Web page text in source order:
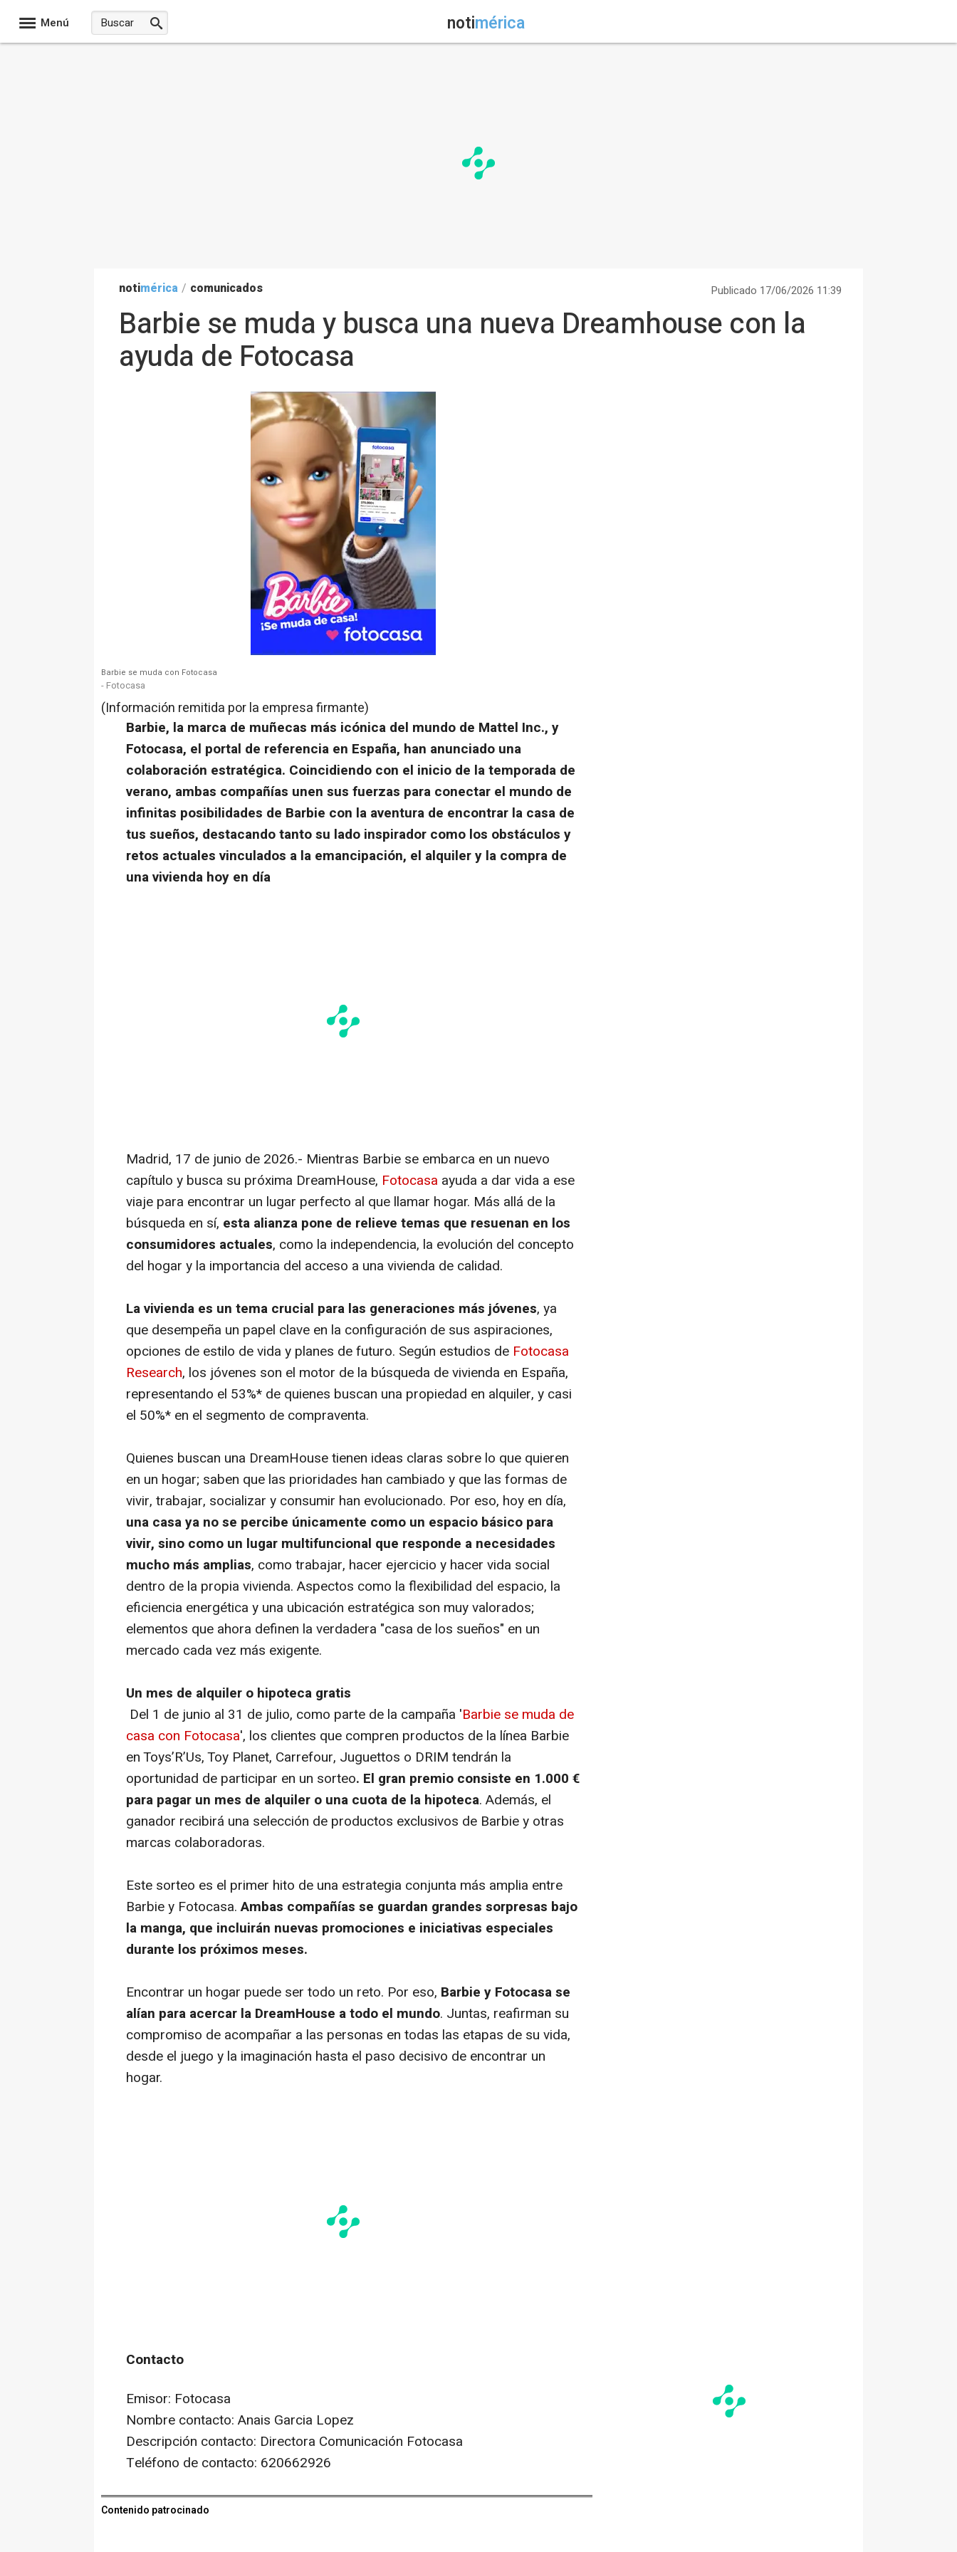
Menú notimérica
notimérica / comunicados Publicado 17/06/2026 11:39
Barbie se muda y busca una nueva Dreamhouse con la
ayuda de Fotocasa
Barbie se muda con Fotocasa
- Fotocasa
(Información remitida por la empresa firmante)
Barbie, la marca de muñecas más icónica del mundo de Mattel Inc., y
Fotocasa, el portal de referencia en España, han anunciado una
colaboración estratégica. Coincidiendo con el inicio de la temporada de
verano, ambas compañías unen sus fuerzas para conectar el mundo de
infinitas posibilidades de Barbie con la aventura de encontrar la casa de
tus sueños, destacando tanto su lado inspirador como los obstáculos y
retos actuales vinculados a la emancipación, el alquiler y la compra de
una vivienda hoy en día
Madrid, 17 de junio de 2026.- Mientras Barbie se embarca en un nuevo
capítulo y busca su próxima DreamHouse, Fotocasa ayuda a dar vida a ese
viaje para encontrar un lugar perfecto al que llamar hogar. Más allá de la
búsqueda en sí, esta alianza pone de relieve temas que resuenan en los
consumidores actuales, como la independencia, la evolución del concepto
del hogar y la importancia del acceso a una vivienda de calidad.
La vivienda es un tema crucial para las generaciones más jóvenes, ya
que desempeña un papel clave en la configuración de sus aspiraciones,
opciones de estilo de vida y planes de futuro. Según estudios de Fotocasa
Research, los jóvenes son el motor de la búsqueda de vivienda en España,
representando el 53%* de quienes buscan una propiedad en alquiler, y casi
el 50%* en el segmento de compraventa.
Quienes buscan una DreamHouse tienen ideas claras sobre lo que quieren
en un hogar; saben que las prioridades han cambiado y que las formas de
vivir, trabajar, socializar y consumir han evolucionado. Por eso, hoy en día,
una casa ya no se percibe únicamente como un espacio básico para
vivir, sino como un lugar multifuncional que responde a necesidades
mucho más amplias, como trabajar, hacer ejercicio y hacer vida social
dentro de la propia vivienda. Aspectos como la flexibilidad del espacio, la
eficiencia energética y una ubicación estratégica son muy valorados;
elementos que ahora definen la verdadera "casa de los sueños" en un
mercado cada vez más exigente.
Un mes de alquiler o hipoteca gratis
Del 1 de junio al 31 de julio, como parte de la campaña 'Barbie se muda de
casa con Fotocasa', los clientes que compren productos de la línea Barbie
en Toys’R’Us, Toy Planet, Carrefour, Juguettos o DRIM tendrán la
oportunidad de participar en un sorteo. El gran premio consiste en 1.000 €
para pagar un mes de alquiler o una cuota de la hipoteca. Además, el
ganador recibirá una selección de productos exclusivos de Barbie y otras
marcas colaboradoras.
Este sorteo es el primer hito de una estrategia conjunta más amplia entre
Barbie y Fotocasa.Ambas compañías se guardan grandes sorpresas bajo
la manga, que incluirán nuevas promociones e iniciativas especiales
durante los próximos meses.
Encontrar un hogar puede ser todo un reto. Por eso, Barbie y Fotocasa se
alían para acercar la DreamHouse a todo el mundo. Juntas, reafirman su
compromiso de acompañar a las personas en todas las etapas de su vida,
desde el juego y la imaginación hasta el paso decisivo de encontrar un
hogar.
Contacto
Emisor: Fotocasa
Nombre contacto: Anais Garcia Lopez
Descripción contacto: Directora Comunicación Fotocasa
Teléfono de contacto: 620662926
Contenido patrocinado